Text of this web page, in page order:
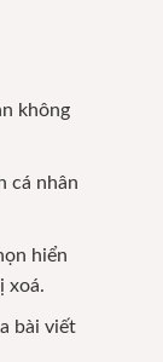
không
cá nhân
hiển
xoá.
bài viết